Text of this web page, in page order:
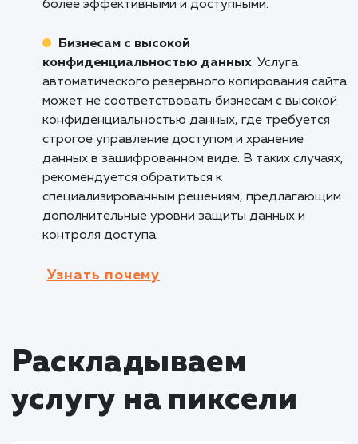
полезна для блогеров и контент-
создание и публикацию ценного контента.
обеспечивает сохранность статей,
изображений, видео и других контентных
материалов, которые являются основой их
онлайн-присутствия. Это помогает
предотвратить потерю труда и времени, а
также поддерживает непрерывность
контентной стратегии.
Кому не подходит данный
подходящей для офлайн-бизнесов,
имеют веб-присутствия и не зависят от
сайта для своей деятельности. В таких
более простые методы резервного